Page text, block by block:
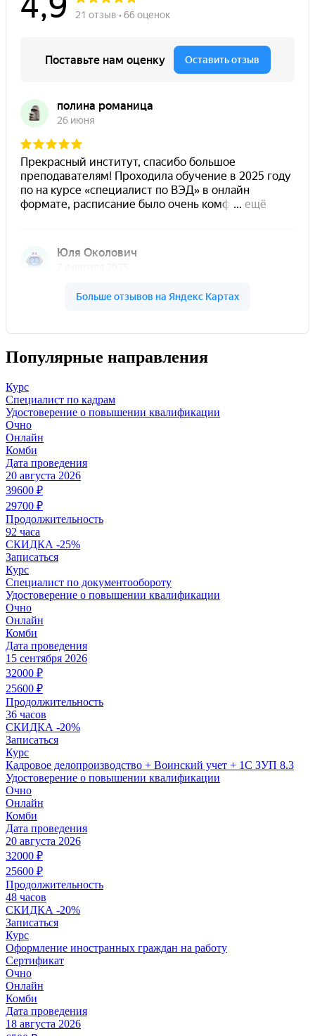
Популярные направления
Курс
Специалист по кадрам
Удостоверение о повышении квалификации
Очно
Онлайн
Комби
Дата проведения
20 августа 2026
39600 ₽
29700 ₽
Продолжительность
92 часа
СКИДКА -25%
Записаться
Курс
Специалист по документообороту
Удостоверение о повышении квалификации
Очно
Онлайн
Комби
Дата проведения
15 сентября 2026
32000 ₽
25600 ₽
Продолжительность
36 часов
СКИДКА -20%
Записаться
Курс
Кадровое делопроизводство + Воинский учет + 1С ЗУП 8.3
Удостоверение о повышении квалификации
Очно
Онлайн
Комби
Дата проведения
20 августа 2026
32000 ₽
25600 ₽
Продолжительность
48 часов
СКИДКА -20%
Записаться
Курс
Оформление иностранных граждан на работу
Сертификат
Очно
Онлайн
Комби
Дата проведения
18 августа 2026